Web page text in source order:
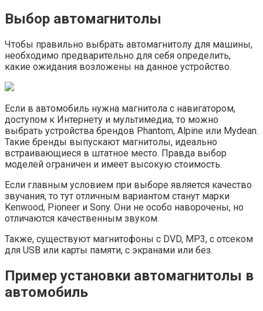
Выбор автомагнитолы
Чтобы правильно выбрать автомагнитолу для машины,
необходимо предварительно для себя определить,
какие ожидания возложены на данное устройство.
Если в автомобиль нужна магнитола с навигатором,
доступом к Интернету и мультимедиа, то можно
выбрать устройства брендов Phantom, Alpine или Mydean.
Такие бренды выпускают магнитолы, идеально
встраивающиеся в штатное место. Правда выбор
моделей ограничен и имеет высокую стоимость.
Если главным условием при выборе является качество
звучания, то тут отличным вариантом станут марки
Kenwood, Pioneer и Sony. Они не особо наворочены, но
отличаются качественным звуком.
Также, существуют магнитофоны с DVD, МР3, с отсеком
для USB или карты памяти, с экранами или без.
Пример установки автомагнитолы в
автомобиль